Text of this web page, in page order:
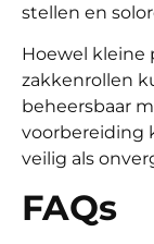
stellen en
Hoewel kleine
zakkenrollen
beheersbaar
voorbereiding
veilig als
FAQs